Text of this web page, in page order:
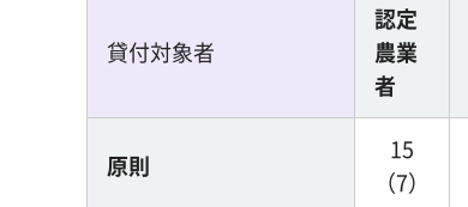
貸付対象者
認定
農業
者
原則
15
（7）